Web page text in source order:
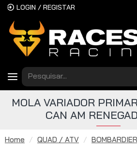
LOGIN / REGISTAR
Home QUAD / ATV
MOLA VARIADOR
CAN AM